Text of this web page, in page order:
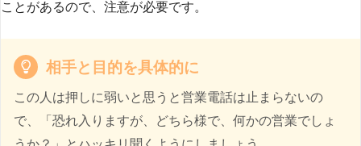
ことがあるので、注意が必要です。
相手と目的を具体的に
この人は押しに弱いと思うと営業電話は止まらないの
で、「恐れ入りますが、どちら様で、何かの営業でしょ